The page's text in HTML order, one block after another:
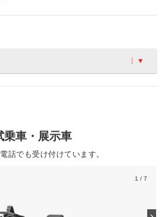
乗車・展示車
話でも受け付けています。
1 / 7